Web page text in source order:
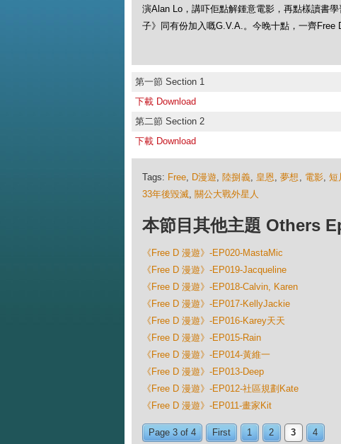
演Alan Lo，講吓佢點解鍾意電影，再點樣讀書
子》同有份加入嘅G.V.A.。今晚十點，一齊Free
第一節 Section 1
下載 Download
第二節 Section 2
下載 Download
Tags: Free, D漫遊, 陸捌義, 皇恩,夢想 , 電影,短
33年後毀滅, 關公大戰外星人
本節目其他主題 Others
《Free D 漫遊》-EP020-MastaMic
《Free D 漫遊》-EP019-Jacqueline
《Free D 漫遊》-EP018-Calvin, Karen
《Free D 漫遊》-EP017-KellyJackie
《Free D 漫遊》-EP016-Karey天天
《Free D 漫遊》-EP015-Rain
《Free D 漫遊》-EP014-黃維一
《Free D 漫遊》-EP013-Deep
《Free D 漫遊》-EP012-社區規劃Kate
《Free D 漫遊》-EP011-畫家Kit
Page 3 of 4 First 1 2 3 4